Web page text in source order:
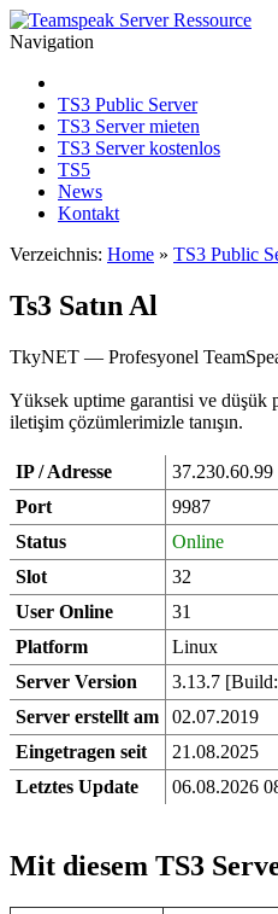
Navigation
TS3 Public Server
TS3 Server mieten
TS3 Server kostenlos
TS5
News
Kontakt
Verzeichnis: Home » TS3 Public
Ts3 Satın Al
TkyNET — Profesyonel
Yüksek uptime garantisi ve düşük
iletişim çözümlerimizle tanışın.
IP / Adresse
37.230.60.99
Port
9987
Status
Online
Slot
32
User Online
31
Platform
Linux
Server Version
3.13.7
Server erstellt am
02.07.2019
Eingetragen seit
21.08.2025
Letztes Update
06.08.2026
Mit diesem TS3